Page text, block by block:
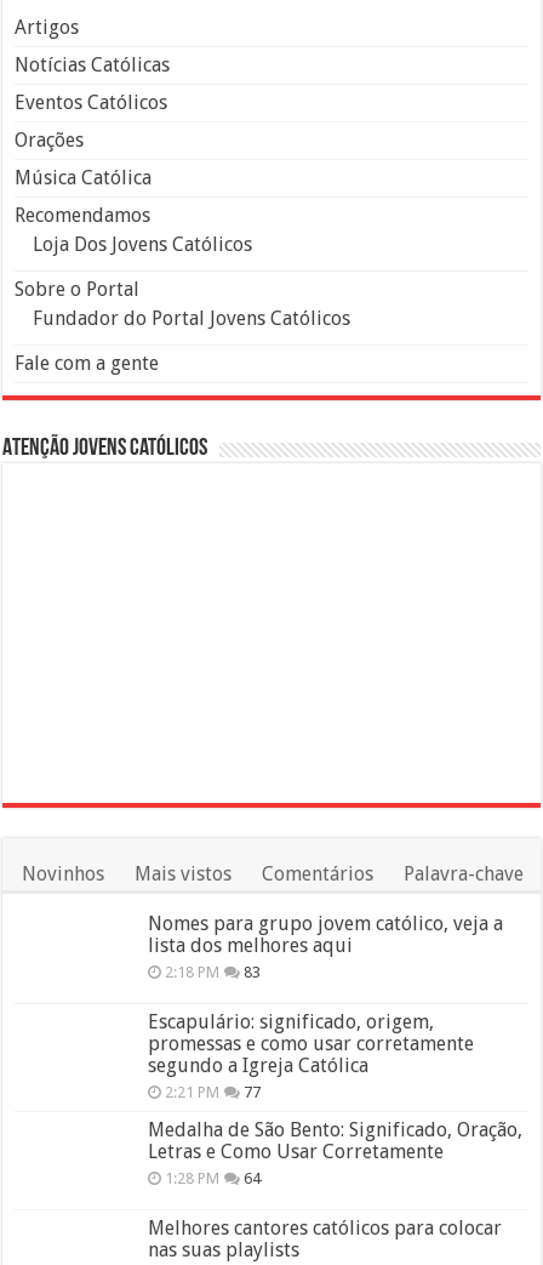
Artigos
Notícias Católicas
Eventos Católicos
Orações
Música Católica
Recomendamos
Loja Dos Jovens Católicos
Sobre o Portal
Fundador do Portal Jovens Católicos
Fale com a gente
Atenção Jovens Católicos
Novinhos Mais vistos Comentários Palavra-chave
Nomes para grupo jovem católico, veja a
lista dos melhores aqui
2:18 PM 83
Escapulário: significado, origem,
promessas e como usar corretamente
segundo a Igreja Católica
2:21 PM 77
Medalha de São Bento: Significado, Oração,
Letras e Como Usar Corretamente
1:28 PM 64
Melhores cantores católicos para colocar
nas suas playlists